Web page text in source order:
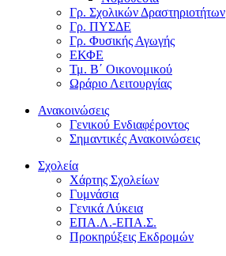
Γρ. Σχολικών Δραστηριοτήτων
Γρ. ΠΥΣΔΕ
Γρ. Φυσικής Αγωγής
ΕΚΦΕ
Τμ. Β΄ Οικονομικού
Ωράριο Λειτουργίας
Ανακοινώσεις
Γενικού Ενδιαφέροντος
Σημαντικές Ανακοινώσεις
Σχολεία
Χάρτης Σχολείων
Γυμνάσια
Γενικά Λύκεια
ΕΠΑ.Λ.-ΕΠΑ.Σ.
Προκηρύξεις Εκδρομών